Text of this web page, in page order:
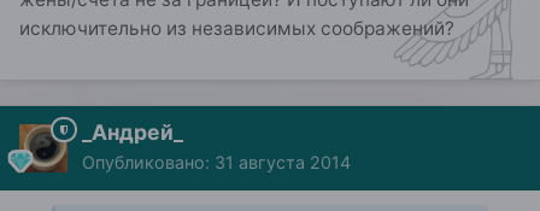
исключительно из независимых соображений?
_Андрей_
Опубликовано: 31 августа 2014